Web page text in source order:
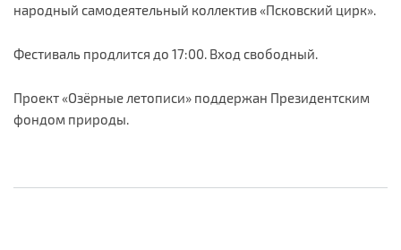
народный самодеятельный коллектив «Псковский цирк».
Фестиваль продлится до 17:00. Вход свободный.
Проект «Озёрные летописи» поддержан Президентским
фондом природы.